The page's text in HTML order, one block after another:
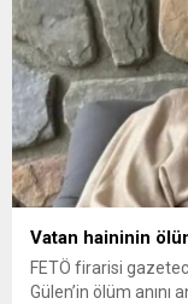
Vatan haininin
FETÖ firarisi
Gülen’in ölüm anını